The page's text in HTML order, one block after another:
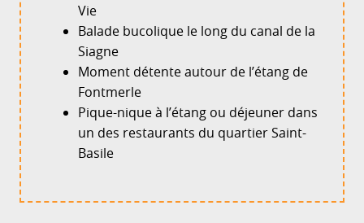
Vie
Balade bucolique le long du canal de la
Siagne
Moment détente autour de l’étang de
Fontmerle
Pique-nique à l’étang ou déjeuner dans
un des restaurants du quartier Saint-
Basile